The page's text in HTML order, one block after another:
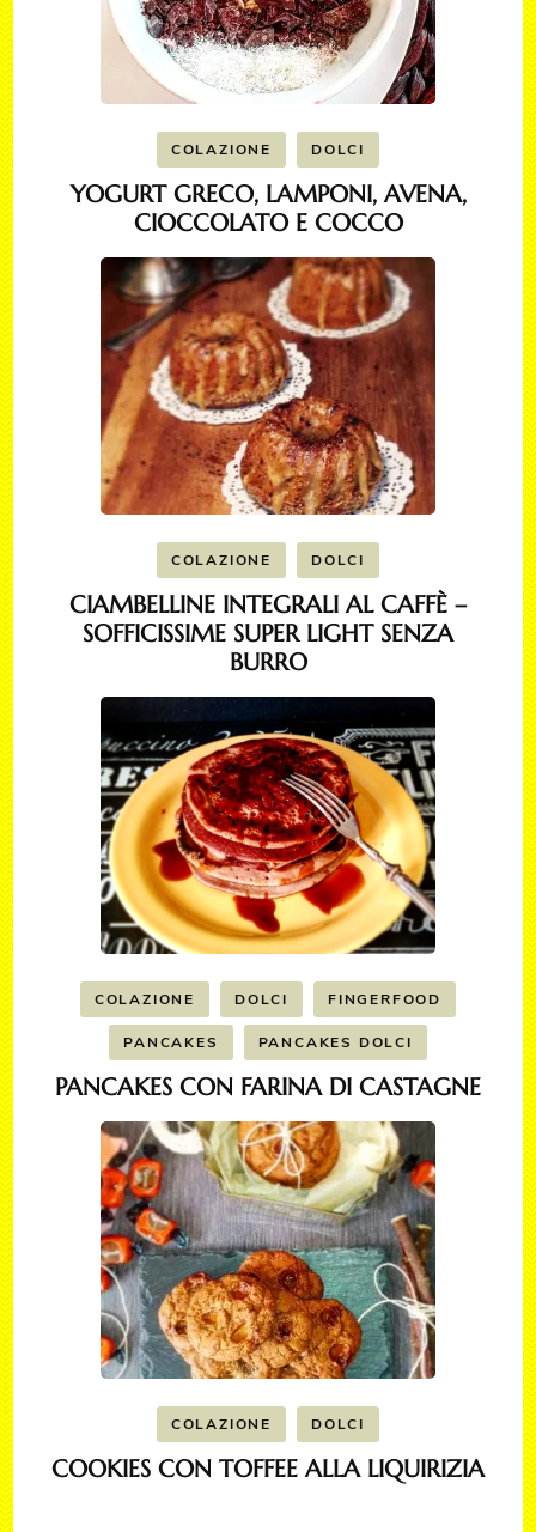
COLAZIONE DOLCI
YOGURT GRECO, LAMPONI, AVENA,
CIOCCOLATO E COCCO
COLAZIONE DOLCI
CIAMBELLINE INTEGRALI AL CAFFÈ –
SOFFICISSIME SUPER LIGHT SENZA
BURRO
COLAZIONE DOLCI FINGERFOOD
PANCAKES PANCAKES DOLCI
PANCAKES CON FARINA DI CASTAGNE
COLAZIONE DOLCI
COOKIES CON TOFFEE ALLA LIQUIRIZIA